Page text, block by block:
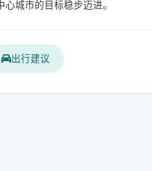
城市的目标稳步迈进。
出行建议